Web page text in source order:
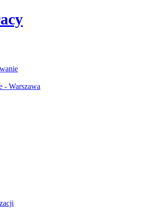
- Warszawa